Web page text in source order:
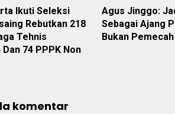
Ikuti Seleksi
Rebutkan 218
Tehnis
74 PPPK Non
Agus Jinggo:
Sebagai Ajang
Bukan
komentar